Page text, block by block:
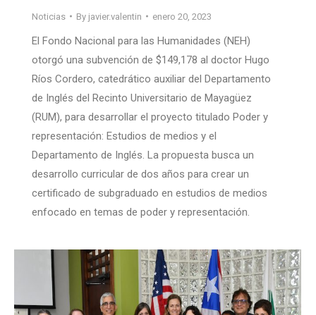
Noticias By javier.valentin enero 20, 2023
El Fondo Nacional para las Humanidades (NEH)
otorgó una subvención de $149,178 al doctor Hugo
Ríos Cordero, catedrático auxiliar del Departamento
de Inglés del Recinto Universitario de Mayagüez
(RUM), para desarrollar el proyecto titulado Poder y
representación: Estudios de medios y el
Departamento de Inglés. La propuesta busca un
desarrollo curricular de dos años para crear un
certificado de subgraduado en estudios de medios
enfocado en temas de poder y representación.